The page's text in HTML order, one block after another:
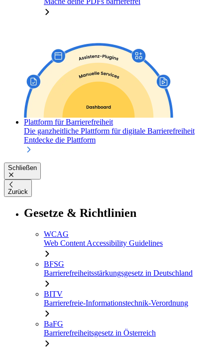
Plattform für Barrierefreiheit
Die ganzheitliche Plattform für digitale Barrierefreiheit
Entdecke die Plattform
Schließen
Zurück
Gesetze & Richtlinien
WCAG
Web Content Accessibility Guidelines
BFSG
Barrierefreiheitsstärkungsgesetz in Deutschland
BITV
Barrierefreie-Informationstechnik-Verordnung
BaFG
Barrierefreiheitsgesetz in Österreich